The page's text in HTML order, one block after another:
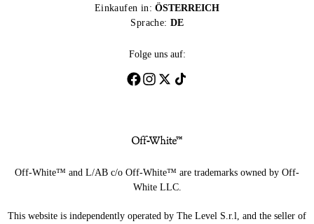
Einkaufen in: ÖSTERREICH
Sprache: DE
Folge uns auf:
Off-White™ and L/AB c/o Off-White™ are trademarks owned by Off-
White LLC.
This website is independently operated by The Level S.r.l, and the seller of